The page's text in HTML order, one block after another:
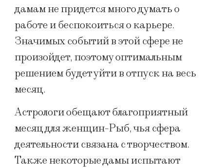
дамам не придется много думать о
работе и беспокоиться о карьере.
Значимых событий в этой сфере не
произойдет, поэтому оптимальным
решением будет уйти в отпуск на весь
месяц.
Астрологи обещают благоприятный
месяц для женщин-Рыб, чья сфера
деятельности связана с творчеством.
Также некоторые дамы испытают